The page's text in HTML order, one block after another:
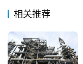
相关推荐